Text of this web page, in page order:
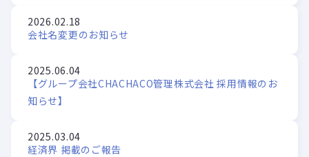
2026.02.18
会社名変更のお知らせ
2025.06.04
【グループ会社CHACHACO管理株式会社 採用情報のお
知らせ】
2025.03.04
経済界 掲載のご報告